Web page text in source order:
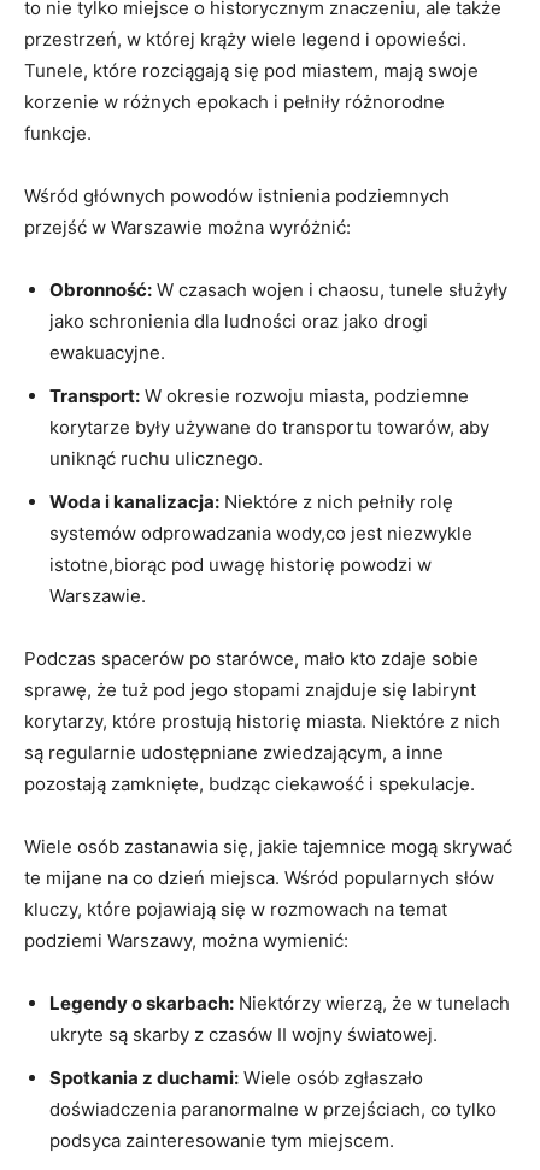
to nie tylko miejsce o historycznym znaczeniu, ale także
przestrzeń, w której krąży wiele legend i opowieści.
Tunele, które rozciągają się pod miastem, mają swoje
korzenie w różnych epokach i pełniły różnorodne
funkcje.
Wśród głównych powodów istnienia podziemnych
przejść w Warszawie można wyróżnić:
Obronność: W czasach wojen i chaosu, tunele służyły
jako schronienia dla ludności oraz jako drogi
ewakuacyjne.
Transport: W okresie rozwoju miasta, podziemne
korytarze były używane do transportu towarów, aby
uniknąć ruchu ulicznego.
Woda i kanalizacja: Niektóre z nich pełniły rolę
systemów odprowadzania wody,co jest niezwykle
istotne,biorąc pod uwagę historię powodzi w
Warszawie.
Podczas spacerów po starówce, mało kto zdaje sobie
sprawę, że tuż pod jego stopami znajduje się labirynt
korytarzy, które prostują historię miasta. Niektóre z nich
są regularnie udostępniane zwiedzającym, a inne
pozostają zamknięte, budząc ciekawość i spekulacje.
Wiele osób zastanawia się, jakie tajemnice mogą skrywać
te mijane na co dzień miejsca. Wśród popularnych słów
kluczy, które pojawiają się w rozmowach na temat
podziemi Warszawy, można wymienić:
Legendy o skarbach: Niektórzy wierzą, że w tunelach
ukryte są skarby z czasów II wojny światowej.
Spotkania z duchami: Wiele osób zgłaszało
doświadczenia paranormalne w przejściach, co tylko
podsyca zainteresowanie tym miejscem.